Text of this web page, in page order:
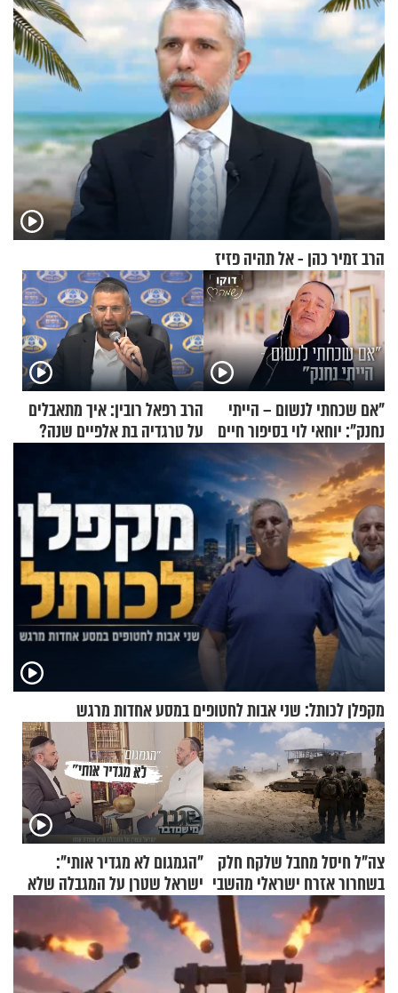
הרב זמיר כהן - אל תהיה פזיז
"אם שכחתי לנשום – הייתי
נחנק": יוחאי לוי בסיפור חיים
מעורר השראה
הרב רפאל רובין: איך מתאבלים
על טרגדיה בת אלפיים שנה?
מקפלן לכותל: שני אבות לחטופים במסע אחדות מרגש
צה"ל חיסל מחבל שלקח חלק
בשחרור אזרח ישראלי מהשבי
"הגמגום לא מגדיר אותי":
ישראל שטרן על המגבלה שלא
עוצרת אותו